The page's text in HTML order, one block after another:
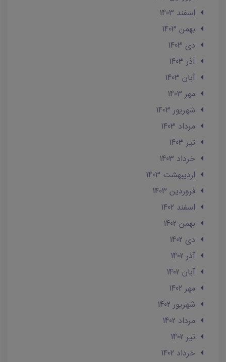
اسفند 1403
بهمن 1403
دی 1403
آذر 1403
آبان 1403
مهر 1403
شهریور 1403
مرداد 1403
تير 1403
خرداد 1403
ارديبهشت 1403
فروردین 1403
اسفند 1402
بهمن 1402
دی 1402
آذر 1402
آبان 1402
مهر 1402
شهریور 1402
مرداد 1402
تير 1402
خرداد 1402